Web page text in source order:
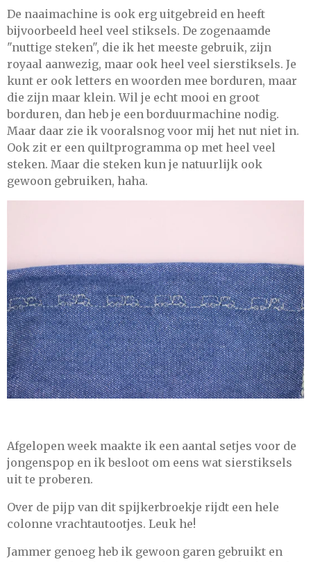
De naaimachine is ook erg uitgebreid en heeft
bijvoorbeeld heel veel stiksels. De zogenaamde
"nuttige steken", die ik het meeste gebruik, zijn
royaal aanwezig, maar ook heel veel sierstiksels. Je
kunt er ook letters en woorden mee borduren, maar
die zijn maar klein. Wil je echt mooi en groot
borduren, dan heb je een borduurmachine nodig.
Maar daar zie ik vooralsnog voor mij het nut niet in.
Ook zit er een quiltprogramma op met heel veel
steken. Maar die steken kun je natuurlijk ook
gewoon gebruiken, haha.
Afgelopen week maakte ik een aantal setjes voor de
jongenspop en ik besloot om eens wat sierstiksels
uit te proberen.
Over de pijp van dit spijkerbroekje rijdt een hele
colonne vrachtautootjes. Leuk he!
Jammer genoeg heb ik gewoon garen gebruikt en